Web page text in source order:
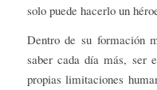
solo puede hacerlo un
Dentro de su formación
saber cada día más, ser
propias limitaciones